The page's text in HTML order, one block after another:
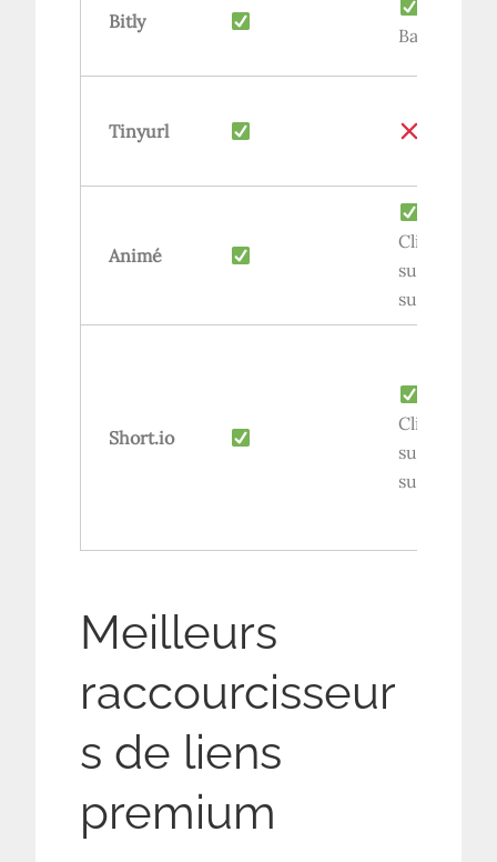
Bitly
Basique
Tinyurl
Animé
Cliquez
sur le
suivi
Short.io
Cliquez
sur le
suivi
Meilleurs
raccourcisseur
s de liens
premium